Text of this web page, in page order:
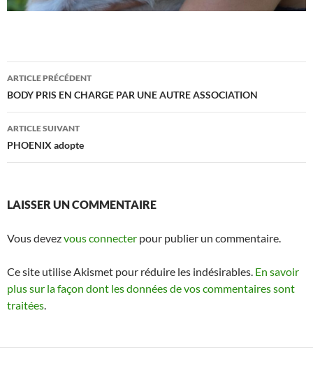
Navigation
des
articles
ARTICLE PRÉCÉDENT
BODY PRIS EN CHARGE PAR UNE AUTRE ASSOCIATION
ARTICLE SUIVANT
PHOENIX adopte
LAISSER UN COMMENTAIRE
Vous devezvous connecter pour publier un commentaire.
Ce site utilise Akismet pour réduire les indésirables. En savoir
plus sur la façon dont les données de vos commentaires sont
traitées